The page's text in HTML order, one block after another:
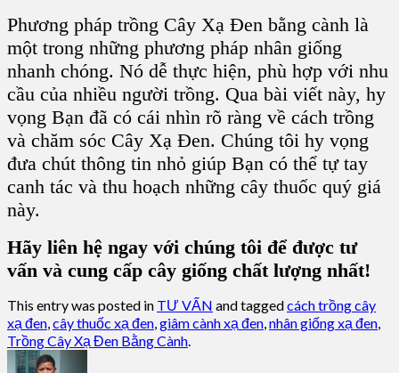
Phương pháp trồng Cây Xạ Đen bằng cành là
một trong những phương pháp nhân giống
nhanh chóng. Nó dễ thực hiện, phù hợp với nhu
cầu của nhiều người trồng. Qua bài viết này, hy
vọng Bạn đã có cái nhìn rõ ràng về cách trồng
và chăm sóc Cây Xạ Đen. Chúng tôi hy vọng
đưa chút thông tin nhỏ giúp Bạn có thể tự tay
canh tác và thu hoạch những cây thuốc quý giá
này.
Hãy liên hệ ngay với chúng tôi để được tư
vấn và cung cấp cây giống chất lượng nhất!
This entry was posted in TƯ VẤN and taggedcách trồng cây
xạ đen,cây thuốc xạ đen,giâm cành xạ đen,nhân giống xạ đen,
Trồng Cây Xạ Đen Bằng Cành.